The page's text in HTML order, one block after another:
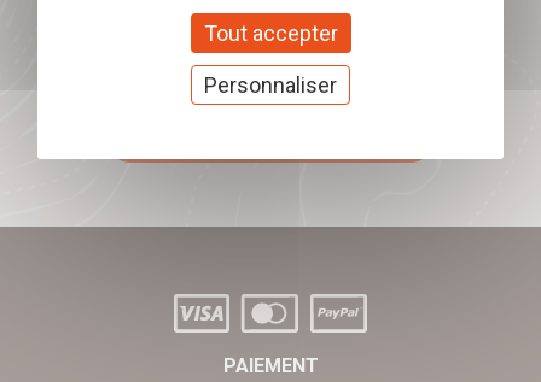
Offrez nos chèques
cadeaux
PAIEMENT
Tout accepter
Personnaliser